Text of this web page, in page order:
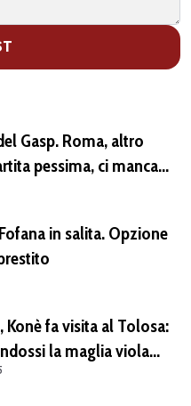
Gasp. Roma, altro
pessima, ci manca
in salita. Opzione
Konè fa visita al Tolosa:
la maglia viola
della famiglia. Era